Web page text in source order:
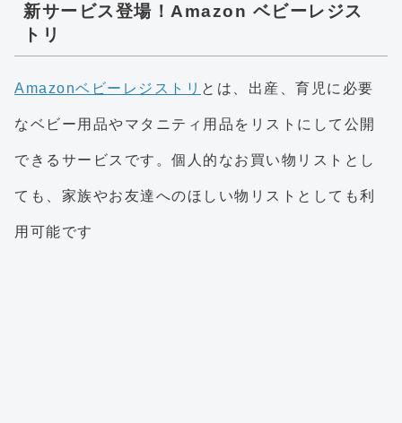
新サービス登場！Amazon ベビーレジス
トリ
Amazonベビーレジストリ とは、出産、育児に必要
なベビー用品やマタニティ用品をリストにして公開
できるサービスです。個人的なお買い物リストとし
ても、家族やお友達へのほしい物リストとしても利
用可能です